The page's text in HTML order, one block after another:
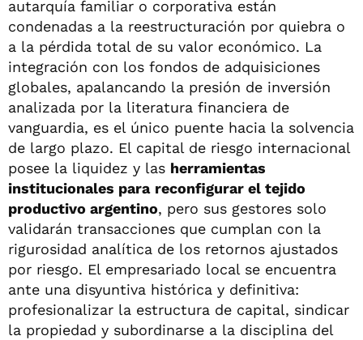
autarquía familiar o corporativa están
condenadas a la reestructuración por quiebra o
a la pérdida total de su valor económico. La
integración con los fondos de adquisiciones
globales, apalancando la presión de inversión
analizada por la literatura financiera de
vanguardia, es el único puente hacia la solvencia
de largo plazo. El capital de riesgo internacional
posee la liquidez y las herramientas
institucionales para reconfigurar el tejido
productivo argentino, pero sus gestores solo
validarán transacciones que cumplan con la
rigurosidad analítica de los retornos ajustados
por riesgo. El empresariado local se encuentra
ante una disyuntiva histórica y definitiva:
profesionalizar la estructura de capital, sindicar
la propiedad y subordinarse a la disciplina del